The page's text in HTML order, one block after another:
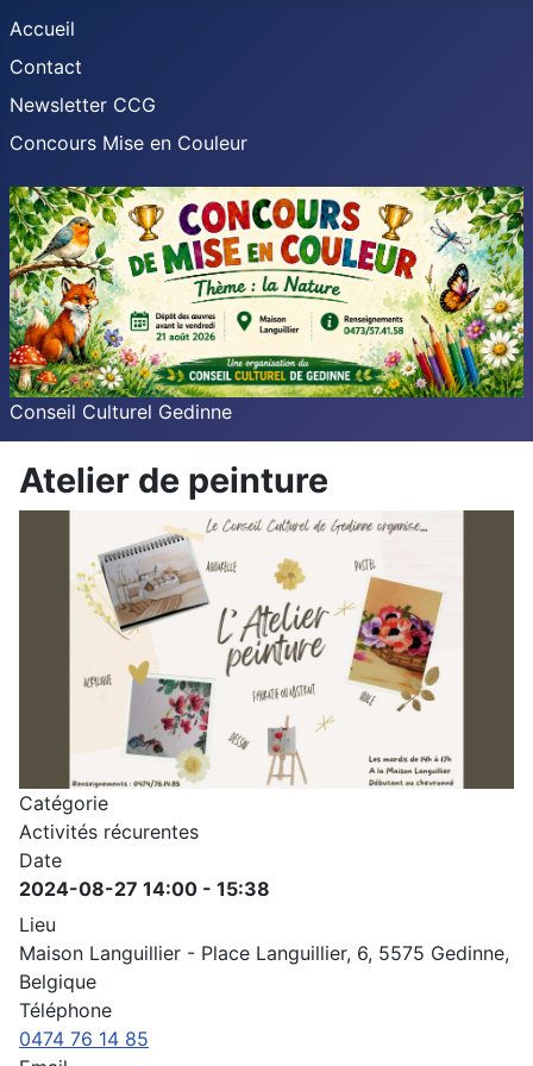
Accueil
Contact
Newsletter CCG
Concours Mise en Couleur
Conseil Culturel Gedinne
Atelier de peinture
Catégorie
Activités récurentes
Date
2024-08-27 14:00 - 15:38
Lieu
Maison Languillier - Place Languillier, 6, 5575 Gedinne,
Belgique
Téléphone
0474 76 14 85